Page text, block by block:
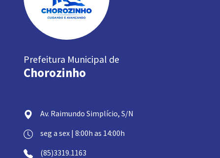
Prefeitura Municipal de
Chorozinho
Av. Raimundo Simplício, S/N
seg a sex | 8:00h as 14:00h
(85)3319.1163